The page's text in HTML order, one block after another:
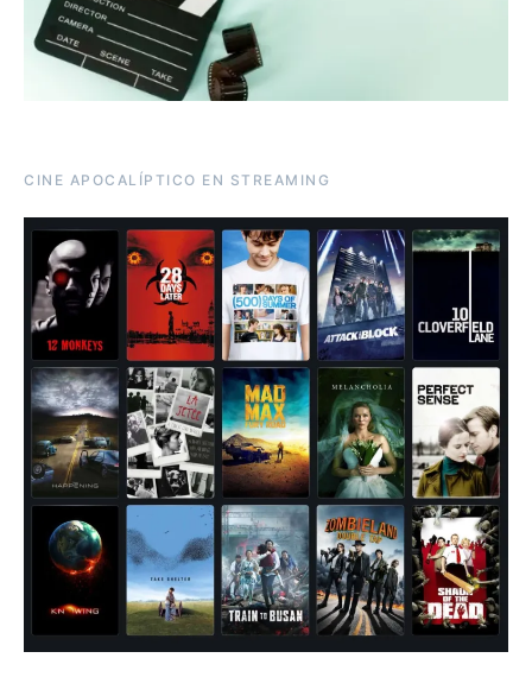
CINE APOCALÍPTICO EN STREAMING